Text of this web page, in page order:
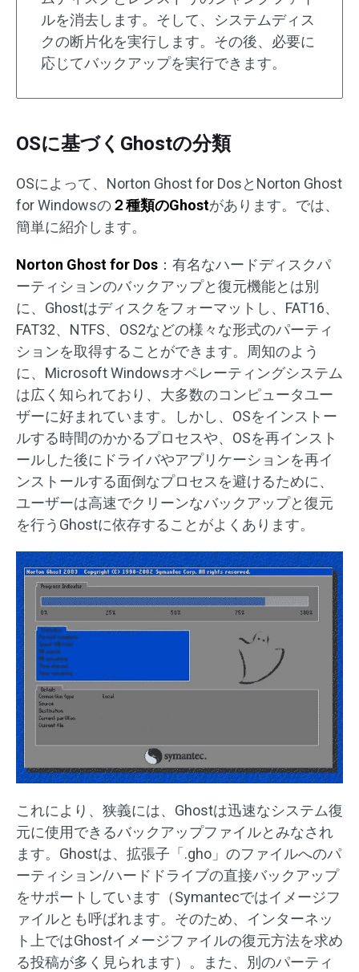
ルを消去します。そして、システムディス
クの断片化を実行します。その後、必要に
応じてバックアップを実行できます。
OSに基づくGhostの分類
OSによって、Norton Ghost for DosとNorton Ghost
for Windowsの２種類のGhostがあります。では、
簡単に紹介します。
Norton Ghost for Dos ：有名なハードディスクパ
ーティションのバックアップと復元機能とは別
に、Ghostはディスクをフォーマットし、FAT16、
FAT32、NTFS、OS2などの様々な形式のパーティ
ションを取得することができます。周知のよう
に、Microsoft Windowsオペレーティングシステム
は広く知られており、大多数のコンピュータユー
ザーに好まれています。しかし、OSをインストー
ルする時間のかかるプロセスや、OSを再インスト
ールした後にドライバやアプリケーションを再イ
ンストールする面倒なプロセスを避けるために、
ユーザーは高速でクリーンなバックアップと復元
を行うGhostに依存することがよくあります。
これにより、狭義には、Ghostは迅速なシステム復
元に使用できるバックアップファイルとみなされ
ます。Ghostは、拡張子「.gho」のファイルへのパ
ーティション/ハードドライブの直接バックアップ
をサポートしています（Symantecではイメージフ
ァイルとも呼ばれます。そのため、インターネッ
ト上ではGhostイメージファイルの復元方法を求め
る投稿が多く見られます）。また、別のパーティ